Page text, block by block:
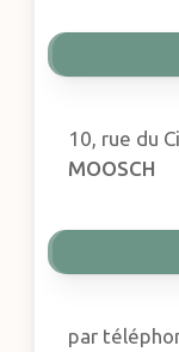
10, rue du
MOOSCH
par